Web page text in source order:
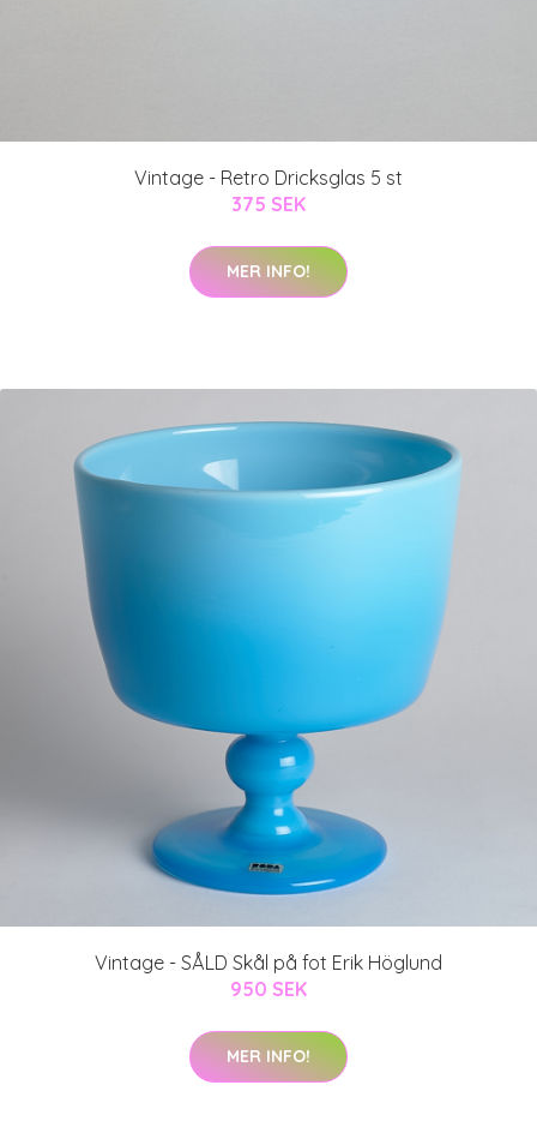
Vintage - Retro Dricksglas 5 st
375 SEK
MER INFO!
Vintage - SÅLD Skål på fot Erik Höglund
950 SEK
MER INFO!